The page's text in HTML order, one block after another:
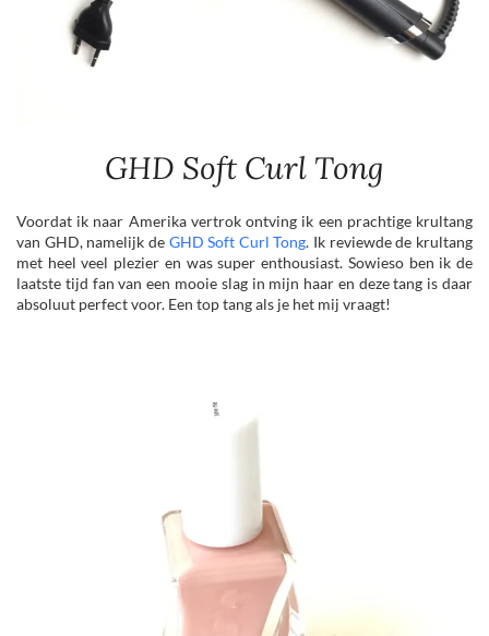
GHD Soft Curl Tong
Voordat ik naar Amerika vertrok ontving ik een prachtige krultang
van GHD, namelijk de GHD Soft Curl Tong. Ik reviewde de krultang
met heel veel plezier en was super enthousiast. Sowieso ben ik de
laatste tijd fan van een mooie slag in mijn haar en deze tang is daar
absoluut perfect voor. Een top tang als je het mij vraagt!